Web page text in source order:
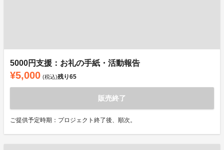
5000円支援：お礼の手紙・活動報告
¥5,000 (税込)残り65
販売終了
ご提供予定時期：プロジェクト終了後、順次。